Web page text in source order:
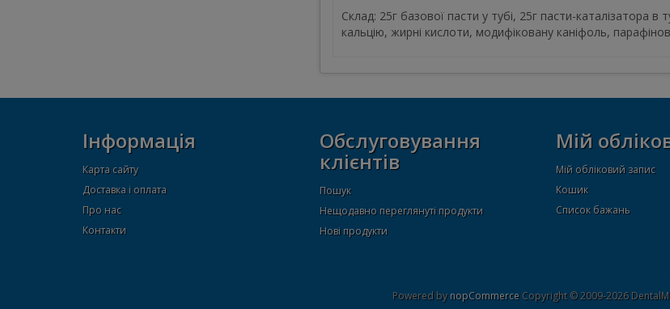
Склад: 25г базової пасти у тубі, 25г пасти-каталізатора в
кальцію, жирні кислоти, модифіковану каніфоль,
Інформація
Карта сайту
Доставка і оплата
Про нас
Контакти
Обслуговування
клієнтів
Пошук
Нещодавно переглянуті продукти
Нові продукти
Мій
Мій обліковий запис
Кошик
Список бажань
Powered bynopCommerce Copyright © 2009-2026